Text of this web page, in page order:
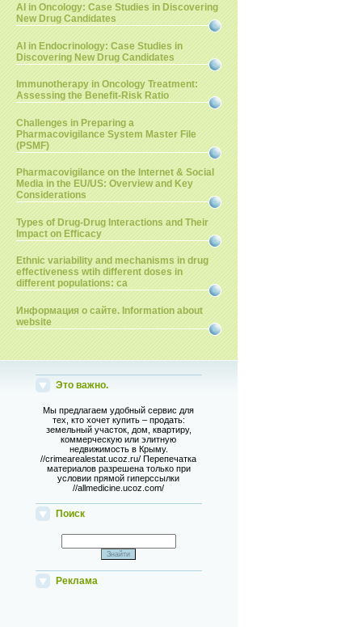
AI in Oncology: Case Studies in Discovering
New Drug Candidates
AI in Endocrinology: Case Studies in
Discovering New Drug Candidates
Immunotherapy in Oncology Treatment:
Assessing the Benefit-Risk Ratio
Challenges in Preparing a
Pharmacovigilance System Master File
(PSMF)
Pharmacovigilance on the Internet & Social
Media in the EU/US: Overview and Key
Considerations
Types of Drug-Drug Interactions and Their
Impact on Efficacy
Ethnic variability and mechanisms in drug
effectiveness wtih different doses in
different populations: ca
Информация о сайте. Information about
website
Это важно.
Мы предлагаем удобный сервис для
тех, кто хочет купить – продать:
земельный участок, дом, квартиру,
коммерческую или элитную
недвижимость в Крыму.
//crimearealestat.ucoz.ru/ Перепечатка
материалов разрешена только при
условии прямой гиперссылки
//allmedicine.ucoz.com/
Поиск
Реклама